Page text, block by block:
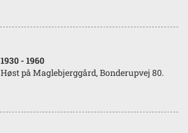
1930 - 1960
Høst på Maglebjerggård, Bonderupvej 80.